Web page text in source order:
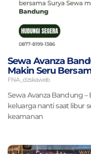
Sewa Avanza
Makin Seru
FNA_dzskaweb
Sewa Avanza Bandung
keluarga nanti saat libur
keamanan